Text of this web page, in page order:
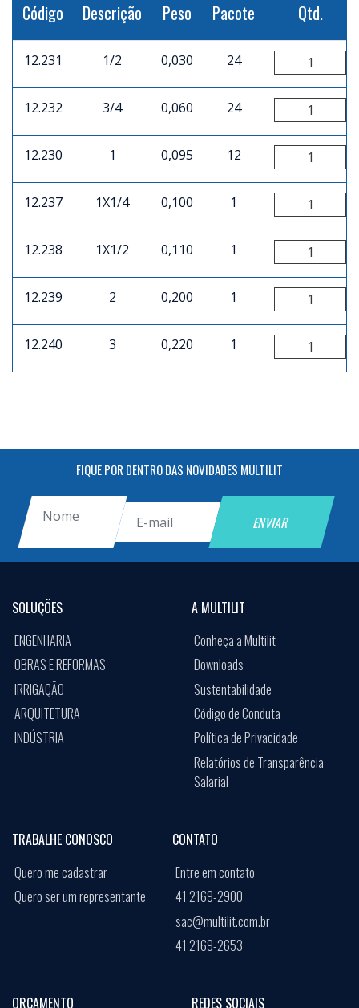
Código Descrição Peso Pacote Qtd.
12.231 1/2 0,030 24
12.232 3/4 0,060 24
12.230 1 0,095 12
12.237 1X1/4 0,100 1
12.238 1X1/2 0,110 1
12.239 2 0,200 1
12.240 3 0,220 1
FIQUE POR DENTRO DAS NOVIDADES MULTILIT
SOLUÇÕES
ENGENHARIA
OBRAS E REFORMAS
IRRIGAÇÃO
ARQUITETURA
INDÚSTRIA
A MULTILIT
Conheça a Multilit
Downloads
Sustentabilidade
Código de Conduta
Política de Privacidade
Relatórios de Transparência
Salarial
ORÇAMENTO
TRABALHE CONOSCO
Quero me cadastrar
Quero ser um representante
CONTATO
Entre em contato
41 2169-2900
sac@multilit.com.br
41 2169-2653
REDES SOCIAIS